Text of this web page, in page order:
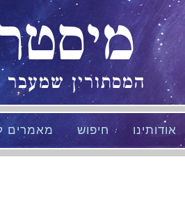
המסתורין שמעבר
מאמרים חיפוש אודותינו